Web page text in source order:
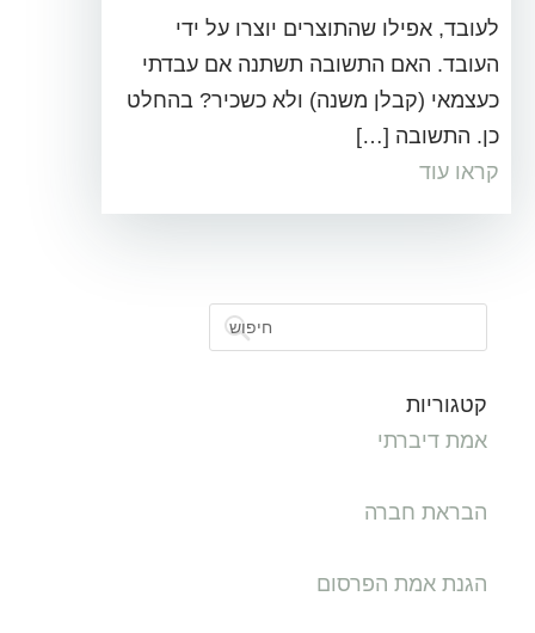
לעובד, אפילו שהתוצרים יוצרו על ידי
העובד. האם התשובה תשתנה אם עבדתי
כעצמאי (קבלן משנה) ולא כשכיר? בהחלט
כן. התשובה […]
קראו עוד
קטגוריות
אמת דיברתי
הבראת חברה
הגנת אמת הפרסום